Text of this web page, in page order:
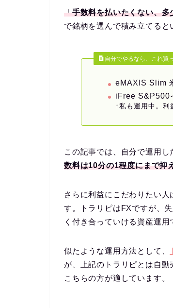
「手数料を払いたくない、
で銘柄を選んで積み立てると
自分でやるなら、これ買
eMAXIS Slim
iFree S&P500
↑私も運用中。利
この記事では、自分で運用し
数料は10分の1程度にまで抑
さらに利益にこだわりたい人
す。トラリピはFXですが、
く付き合っていける資産運用
似たような運用方法として、
が、上記のトラリピとは自
こちらの方が適しています。